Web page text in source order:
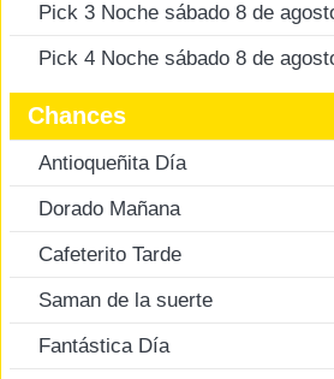
Pick 3 Noche sábado 8 de
Pick 4 Noche sábado 8 de
Chances
Antioqueñita Día
Dorado Mañana
Cafeterito Tarde
Saman de la suerte
Fantástica Día